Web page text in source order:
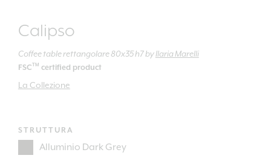
Calipso
Coffee table rettangolare 80x35 h7byIlaria Marelli
FSC TM certified product
La Collezione
STRUTTURA